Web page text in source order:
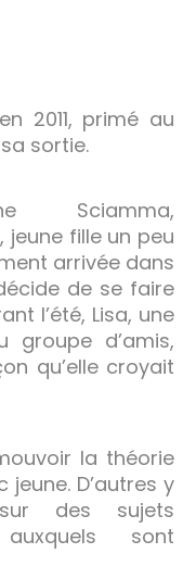
2011, primé au
sortie.
Sciamma,
jeune fille un peu
arrivée dans
de se faire
l’été, Lisa, une
groupe d’amis,
qu’elle croyait
la théorie
D’autres y
des sujets
sont